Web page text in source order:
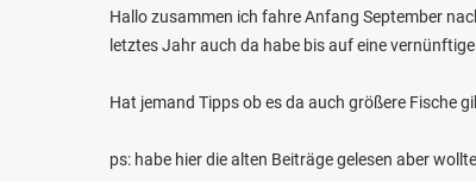
Hallo zusammen ich fahre Anfang September
letztes Jahr auch da habe bis auf eine
Hat jemand Tipps ob es da auch größere Fische
ps: habe hier die alten Beiträge gelesen aber